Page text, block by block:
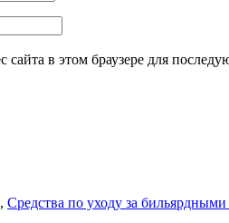
сайта в этом браузере для
, Средства по уходу за